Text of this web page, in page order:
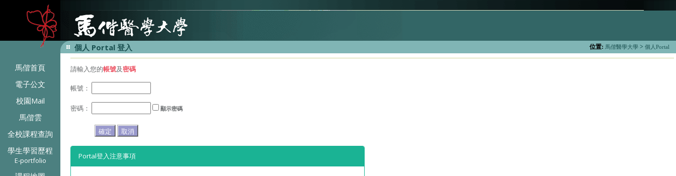
馬偕首頁
電子公文
校園Mail
馬偕雲
全校課程查詢
學生學習歷程
E-portfolio
個人 Portal 登入 位置: 馬偕醫學大學 > 個人Portal
請輸入您的帳號及密碼
帳號：
密碼： 顯示密碼
Portal登入注意事項